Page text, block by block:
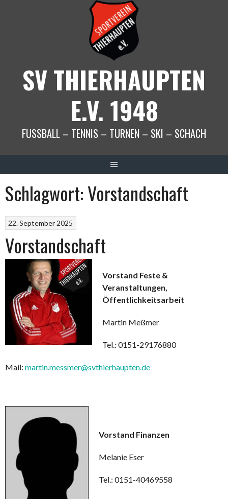
SV THIERHAUPTEN
E.V. 1948
FUSSBALL – TENNIS – TURNEN – SKI – SCHACH
Schlagwort:Vorstandschaft
22. September 2025
Vorstandschaft
Vorstand Feste &
Veranstaltungen,
Öffentlichkeitsarbeit
Martin Meßmer
Tel.: 0151-29176880
Mail: martin.messmer@svthierhaupten.de
Vorstand Finanzen
Melanie Eser
Tel.: 0151-40469558